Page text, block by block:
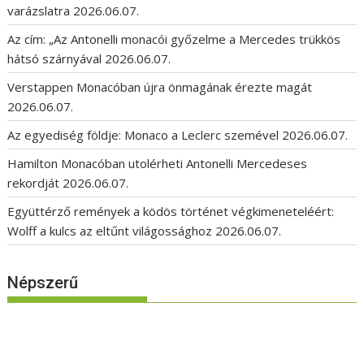
varázslatra 2026.06.07.
Az cím: „Az Antonelli monacói győzelme a Mercedes trükkös
hátsó szárnyával 2026.06.07.
Verstappen Monacóban újra önmagának érezte magát
2026.06.07.
Az egyediség földje: Monaco a Leclerc szemével 2026.06.07.
Hamilton Monacóban utolérheti Antonelli Mercedeses
rekordját 2026.06.07.
Együttérző remények a ködös történet végkimeneteléért:
Wolff a kulcs az eltűnt világossághoz 2026.06.07.
Népszerű